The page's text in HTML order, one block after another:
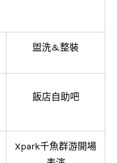
盥洗&整裝
飯店自助吧
Xpark千魚群游開場